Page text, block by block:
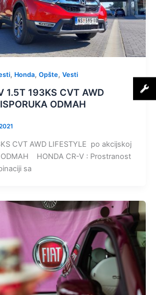
, Honda, Opšte, Vesti
1.5T 193KS CVT AWD
ODMAH
CVT AWD LIFESTYLE po akcijskoj
HONDA CR-V : Prostranost
sa